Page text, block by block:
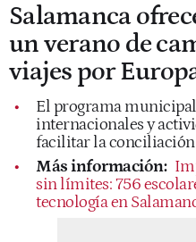
Salamanca
un verano de
viajes por
El programa
internacionales y
facilitar la conciliación
Más información:
sin límites: 756
tecnología en